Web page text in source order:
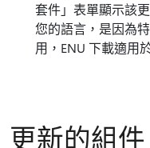
套件」表單顯示該
您的語言，是因為
用，ENU 下載適用
更新的組件